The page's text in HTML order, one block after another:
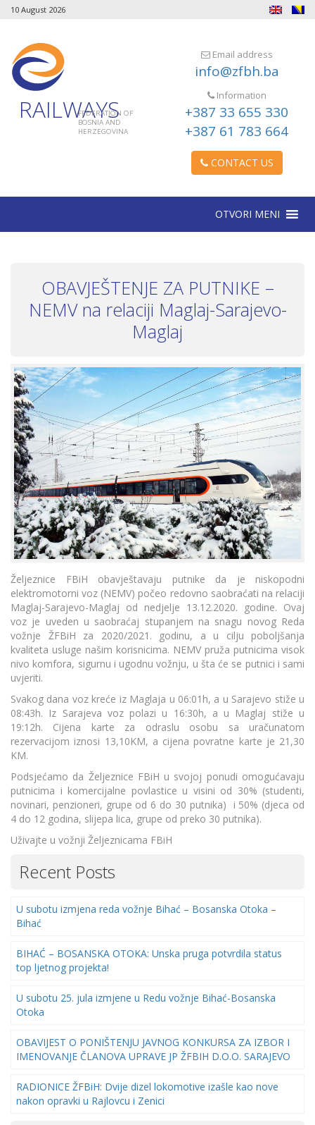
10 August 2026
RAILWAYS
FEDERATION OF
BOSNIA AND
HERZEGOVINA
Email address
info@zfbh.ba
Information
+387 33 655 330
+387 61 783 664
CONTACT US
OTVORI MENI
OBAVJEŠTENJE ZA PUTNIKE –
NEMV na relaciji Maglaj-Sarajevo-
Maglaj
Željeznice FBiH obavještavaju putnike da je niskopodni
elektromotorni voz (NEMV) počeo redovno saobraćati na relaciji
Maglaj-Sarajevo-Maglaj od nedjelje 13.12.2020. godine. Ovaj
voz je uveden u saobraćaj stupanjem na snagu novog Reda
vožnje ŽFBiH za 2020/2021. godinu, a u cilju poboljšanja
kvaliteta usluge našim korisnicima. NEMV pruža putnicima visok
nivo komfora, sigurnu i ugodnu vožnju, u šta će se putnici i sami
uvjeriti.
Svakog dana voz kreće iz Maglaja u 06:01h, a u Sarajevo stiže u
08:43h. Iz Sarajeva voz polazi u 16:30h, a u Maglaj stiže u
19:12h. Cijena karte za odraslu osobu sa uračunatom
rezervacijom iznosi 13,10KM, a cijena povratne karte je 21,30
KM.
Podsjećamo da Željeznice FBiH u svojoj ponudi omogućavaju
putnicima i komercijalne povlastice u visini od 30% (studenti,
novinari, penzioneri, grupe od 6 do 30 putnika) i 50% (djeca od
4 do 12 godina, slijepa lica, grupe od preko 30 putnika).
Uživajte u vožnji Željeznicama FBiH
Recent Posts
U subotu izmjena reda vožnje Bihać – Bosanska Otoka –
Bihać
BIHAĆ – BOSANSKA OTOKA: Unska pruga potvrdila status
top ljetnog projekta!
U subotu 25. jula izmjene u Redu vožnje Bihać-Bosanska
Otoka
OBAVIJEST O PONIŠTENJU JAVNOG KONKURSA ZA IZBOR I
IMENOVANJE ČLANOVA UPRAVE JP ŽFBIH D.O.O. SARAJEVO
RADIONICE ŽFBiH: Dvije dizel lokomotive izašle kao nove
nakon opravki u Rajlovcu i Zenici